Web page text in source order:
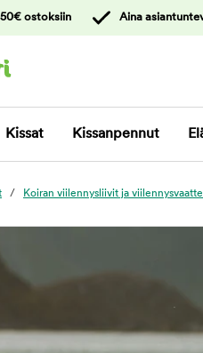
50€ ostoksiin Aina
Kissat Kissanpennut
Koiran viilennysliivit ja